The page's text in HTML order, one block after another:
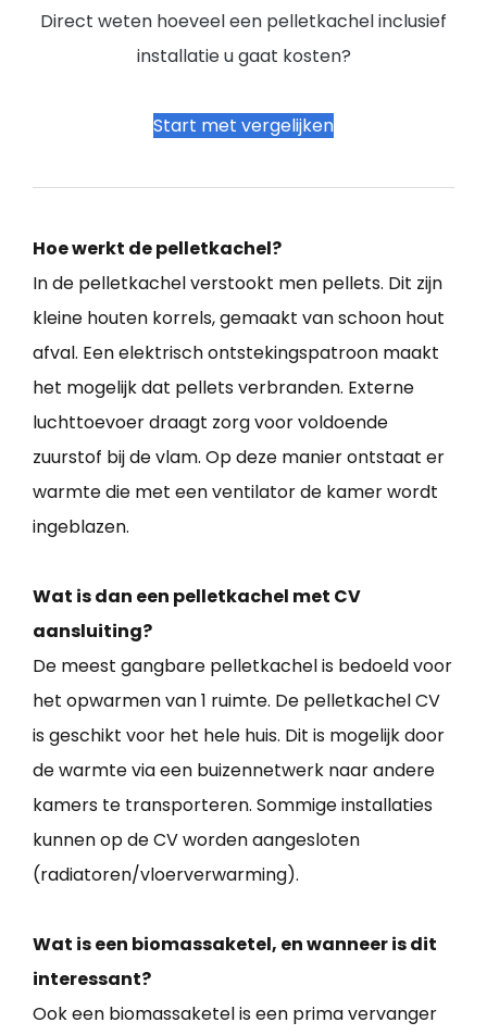
Direct weten hoeveel een pelletkachel inclusief
installatie u gaat kosten?
Start met vergelijken
Hoe werkt de pelletkachel?
In de pelletkachel verstookt men pellets. Dit zijn
kleine houten korrels, gemaakt van schoon hout
afval. Een elektrisch ontstekingspatroon maakt
het mogelijk dat pellets verbranden. Externe
luchttoevoer draagt zorg voor voldoende
zuurstof bij de vlam. Op deze manier ontstaat er
warmte die met een ventilator de kamer wordt
ingeblazen.
Wat is dan een pelletkachel met CV
aansluiting?
De meest gangbare pelletkachel is bedoeld voor
het opwarmen van 1 ruimte. De pelletkachel CV
is geschikt voor het hele huis. Dit is mogelijk door
de warmte via een buizennetwerk naar andere
kamers te transporteren. Sommige installaties
kunnen op de CV worden aangesloten
(radiatoren/vloerverwarming).
Wat is een biomassaketel, en wanneer is dit
interessant?
Ook een biomassaketel is een prima vervanger